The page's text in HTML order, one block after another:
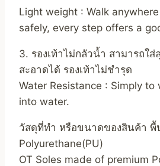
Light weight : Walk
safely, every step offers a
3. รองเท้าไม่กลัวน้ำ สามารถใ
สะอาดได้ รองเท้าไม่ชำรุด
Water Resistance : Simply to
into water.
วัสดุที่ทำ หรือขนาดของสินค้า พื้
Polyurethane(PU)
OT Soles made of premium